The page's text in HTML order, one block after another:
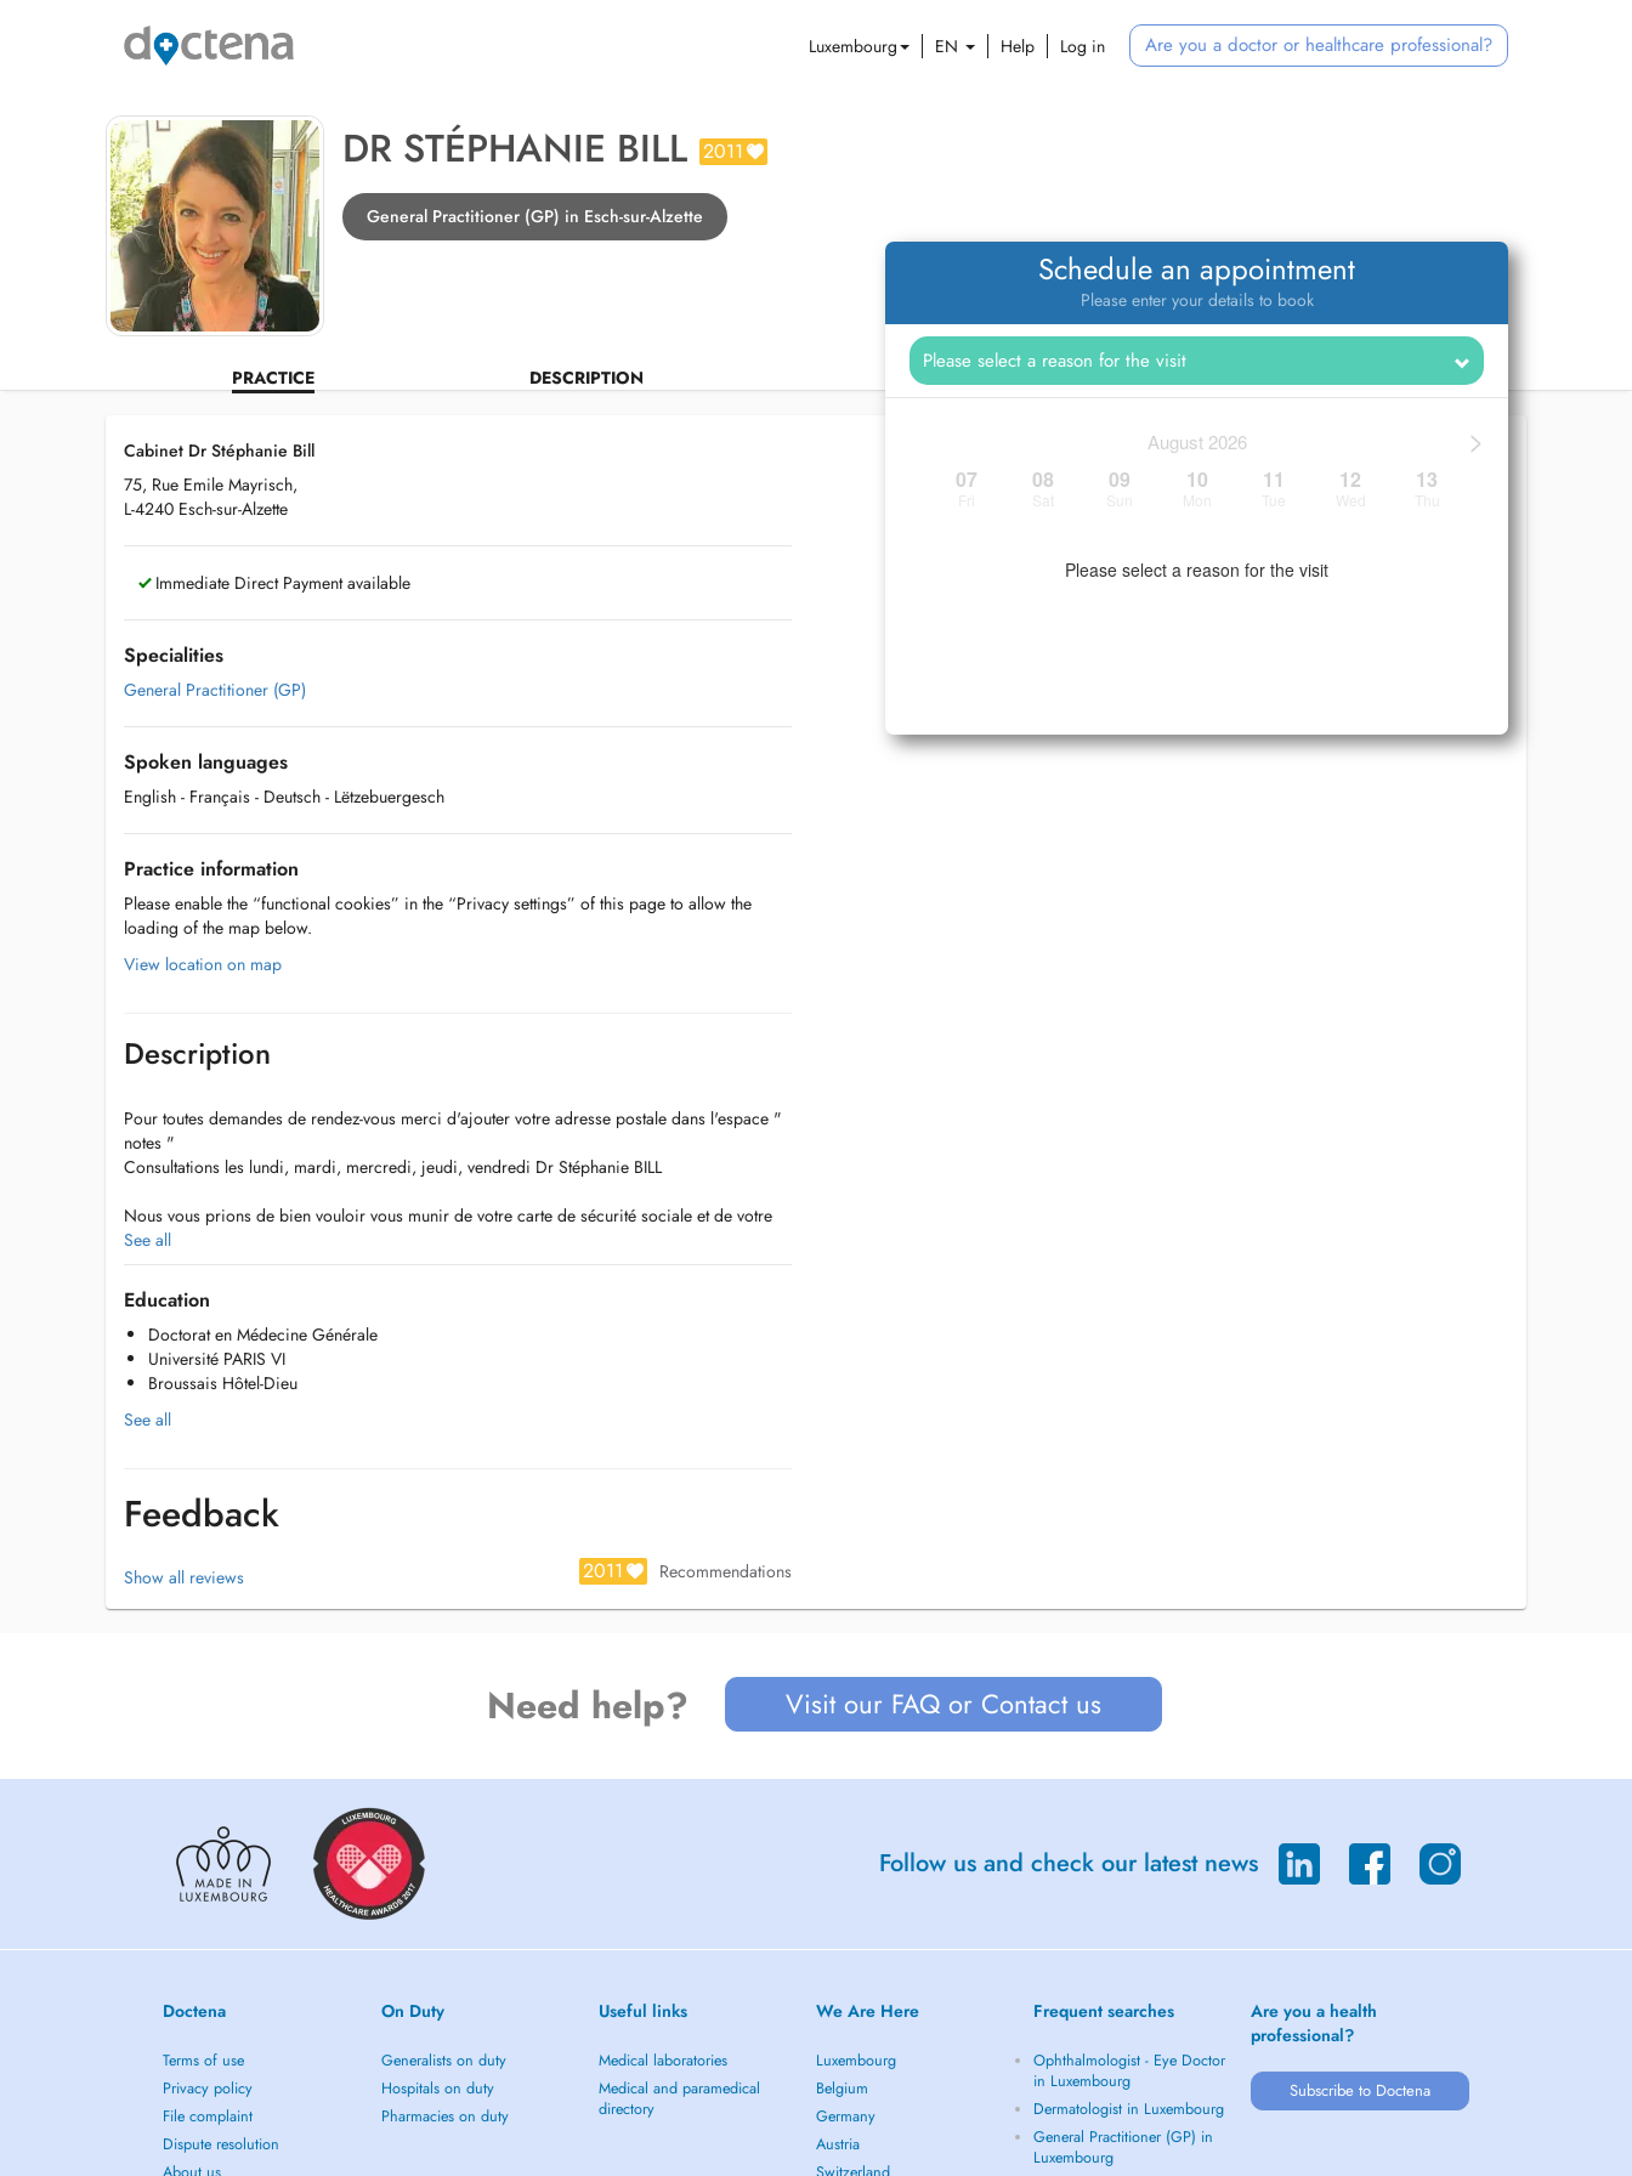
Luxembourg EN Help Log in Are you a doctor or healthcare professional?
DR STÉPHANIE BILL 2011
General Practitioner (GP) in Esch-sur-Alzette
PRACTICE DESCRIPTION
Schedule an appointment
Please enter your details to book
>
August 2026
07 08 09 10 11 12 13
Please select a reason for the visit
Cabinet Dr Stéphanie Bill
75, Rue Emile Mayrisch,
L-4240 Esch-sur-Alzette
Immediate Direct Payment available
Specialities
General Practitioner (GP)
Spoken languages
English - Français - Deutsch - Lëtzebuergesch
Practice information
Please enable the “functional cookies” in the “Privacy settings” of this page to allow the
loading of the map below.
View location on map
Description
Pour toutes demandes de rendez-vous merci d'ajouter votre adresse postale dans l'espace "
notes "
Consultations les lundi, mardi, mercredi, jeudi, vendredi Dr Stéphanie BILL
Nous vous prions de bien vouloir vous munir de votre carte de sécurité sociale et de votre
carte de vaccination lors de la présentation au cabinet
En cas d'empêchement ou d'annulation de rendez-vous, nous vous prions de bien vouloir
nous décommander votre réservation 24h avant la visite
Nous sommes situées juste à côté du CHEM avec des places de parkings à votre disposition
En vous remerciant de votre visite
See all
Education
Doctorat en Médecine Générale
Université PARIS VI
Broussais Hôtel-Dieu
See all
Feedback
Show all reviews 2011 Recommendations
Need help? Visit our FAQ or Contact us
Follow us and check our latest news
Doctena
Terms of use
Privacy policy
File complaint
Dispute resolution
On Duty
Generalists on duty
Hospitals on duty
Pharmacies on duty
Useful links
Medical laboratories
Medical and paramedical
directory
We Are Here
Luxembourg
Belgium
Germany
Austria
Frequent searches
Ophthalmologist - Eye Doctor
in Luxembourg
Dermatologist in Luxembourg
General Practitioner (GP) in
Luxembourg
Are you a health
professional?
Subscribe to Doctena